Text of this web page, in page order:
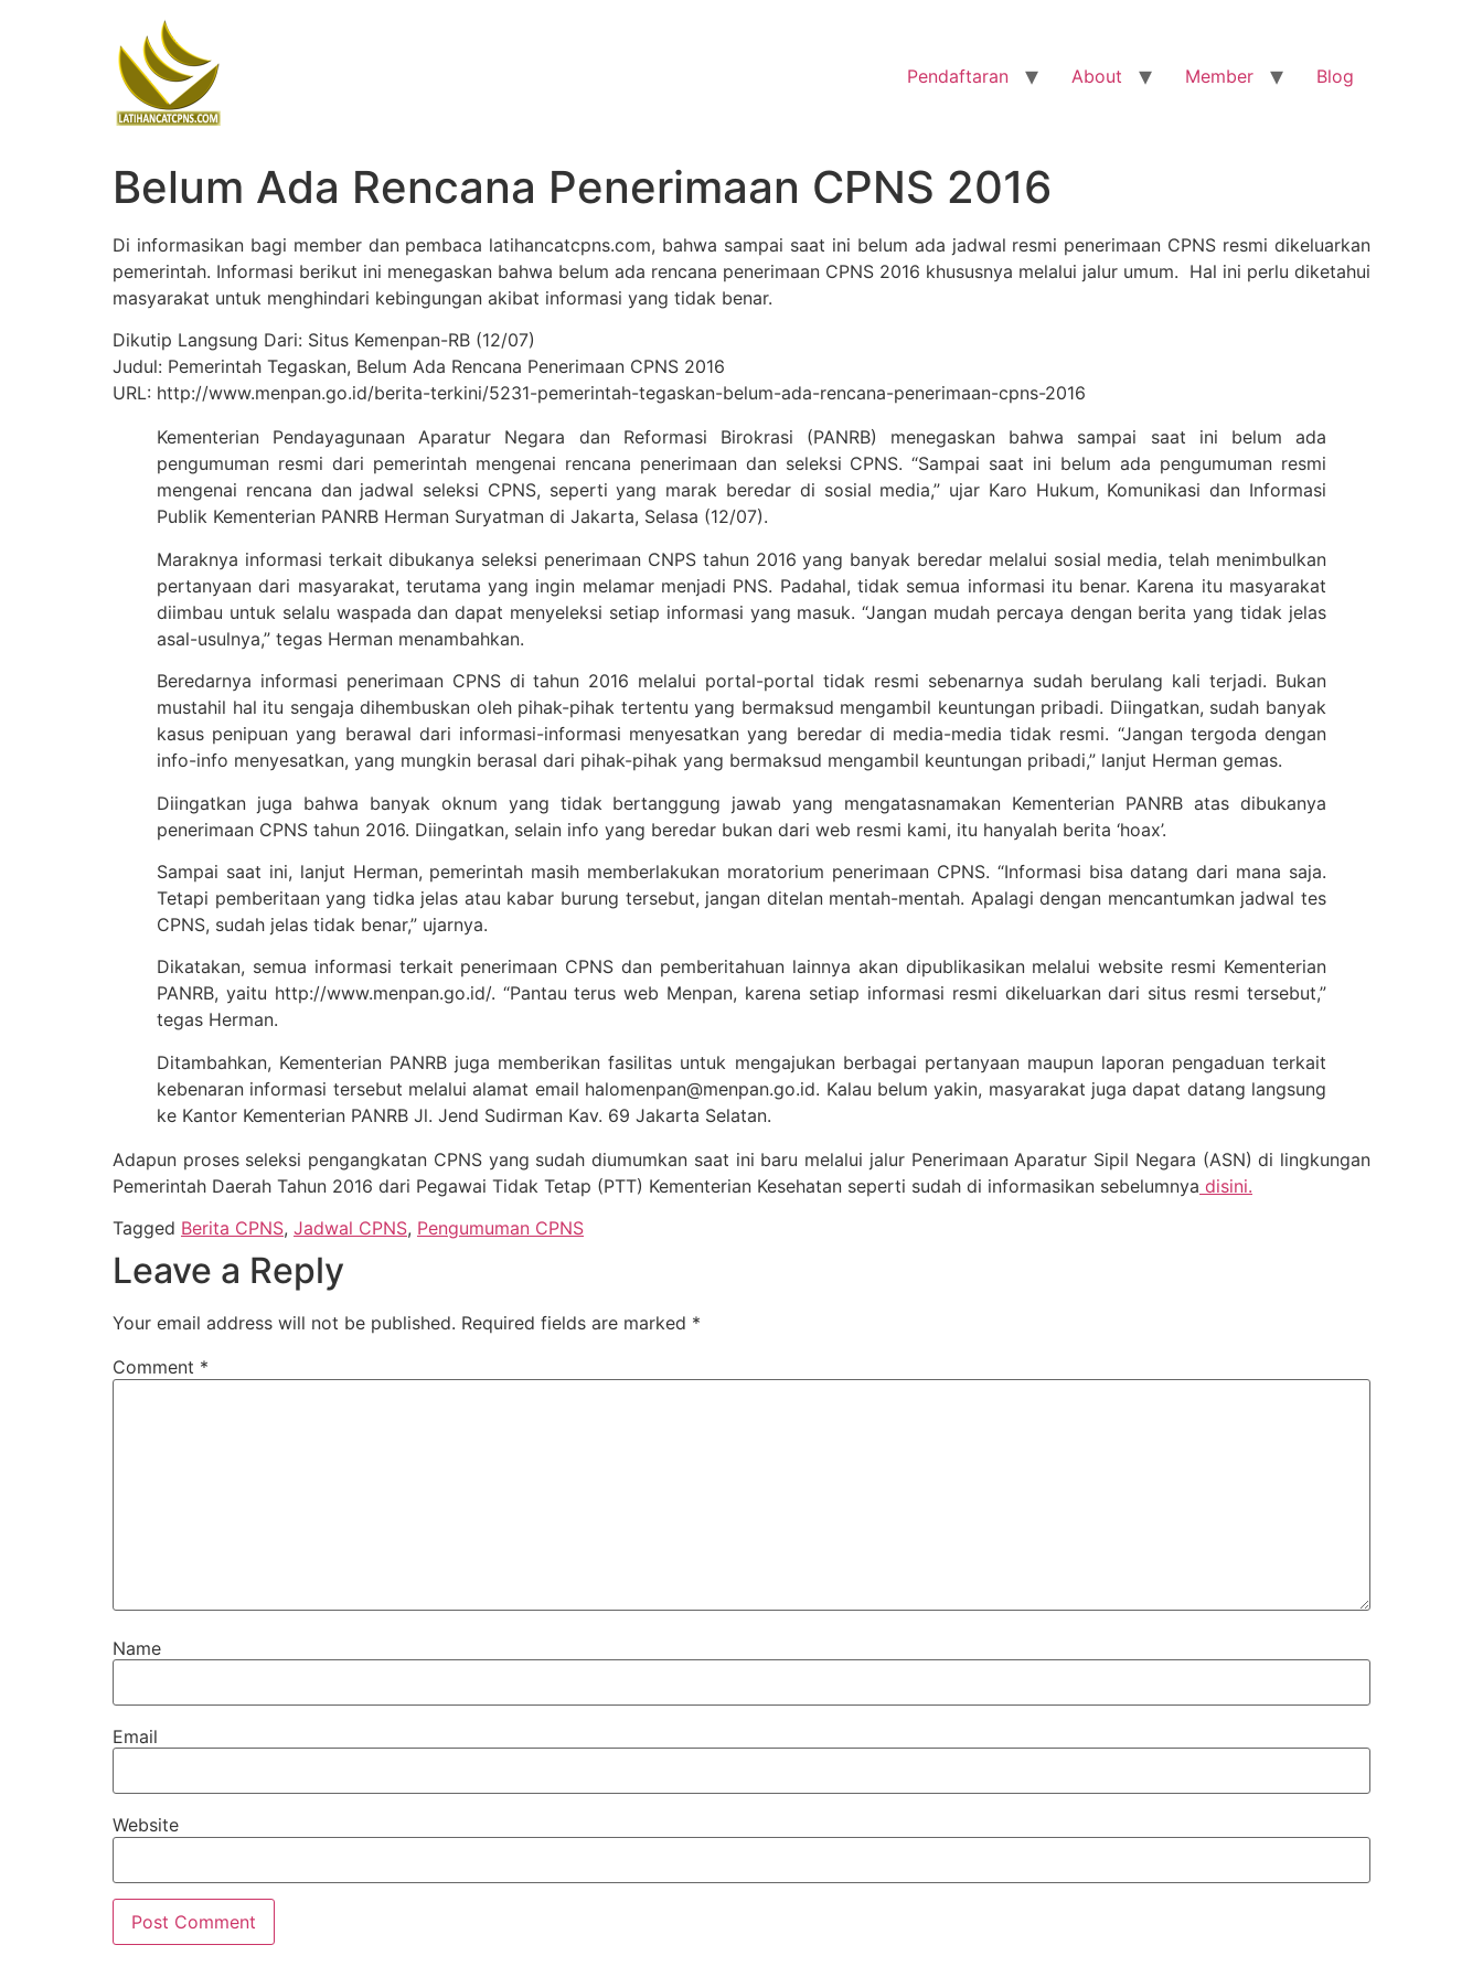
Pendaftaran About Member Blog
Belum Ada Rencana Penerimaan CPNS 2016
Di informasikan bagi member dan pembaca latihancatcpns.com, bahwa sampai saat ini belum ada jadwal resmi penerimaan CPNS resmi dikeluarkan
pemerintah. Informasi berikut ini menegaskan bahwa belum ada rencana penerimaan CPNS 2016 khususnya melalui jalur umum. Hal ini perlu diketahui
masyarakat untuk menghindari kebingungan akibat informasi yang tidak benar.
Dikutip Langsung Dari: Situs Kemenpan-RB (12/07)
Judul: Pemerintah Tegaskan, Belum Ada Rencana Penerimaan CPNS 2016
URL: http://www.menpan.go.id/berita-terkini/5231-pemerintah-tegaskan-belum-ada-rencana-penerimaan-cpns-2016
Kementerian Pendayagunaan Aparatur Negara dan Reformasi Birokrasi (PANRB) menegaskan bahwa sampai saat ini belum ada
pengumuman resmi dari pemerintah mengenai rencana penerimaan dan seleksi CPNS. “Sampai saat ini belum ada pengumuman resmi
mengenai rencana dan jadwal seleksi CPNS, seperti yang marak beredar di sosial media,” ujar Karo Hukum, Komunikasi dan Informasi
Publik Kementerian PANRB Herman Suryatman di Jakarta, Selasa (12/07).
Maraknya informasi terkait dibukanya seleksi penerimaan CNPS tahun 2016 yang banyak beredar melalui sosial media, telah menimbulkan
pertanyaan dari masyarakat, terutama yang ingin melamar menjadi PNS. Padahal, tidak semua informasi itu benar. Karena itu masyarakat
diimbau untuk selalu waspada dan dapat menyeleksi setiap informasi yang masuk. “Jangan mudah percaya dengan berita yang tidak jelas
asal-usulnya,” tegas Herman menambahkan.
Beredarnya informasi penerimaan CPNS di tahun 2016 melalui portal-portal tidak resmi sebenarnya sudah berulang kali terjadi. Bukan
mustahil hal itu sengaja dihembuskan oleh pihak-pihak tertentu yang bermaksud mengambil keuntungan pribadi. Diingatkan, sudah banyak
kasus penipuan yang berawal dari informasi-informasi menyesatkan yang beredar di media-media tidak resmi. “Jangan tergoda dengan
info-info menyesatkan, yang mungkin berasal dari pihak-pihak yang bermaksud mengambil keuntungan pribadi,” lanjut Herman gemas.
Diingatkan juga bahwa banyak oknum yang tidak bertanggung jawab yang mengatasnamakan Kementerian PANRB atas dibukanya
penerimaan CPNS tahun 2016. Diingatkan, selain info yang beredar bukan dari web resmi kami, itu hanyalah berita ‘hoax’.
Sampai saat ini, lanjut Herman, pemerintah masih memberlakukan moratorium penerimaan CPNS. “Informasi bisa datang dari mana saja.
Tetapi pemberitaan yang tidka jelas atau kabar burung tersebut, jangan ditelan mentah-mentah. Apalagi dengan mencantumkan jadwal tes
CPNS, sudah jelas tidak benar,” ujarnya.
Dikatakan, semua informasi terkait penerimaan CPNS dan pemberitahuan lainnya akan dipublikasikan melalui website resmi Kementerian
PANRB, yaitu http://www.menpan.go.id/. “Pantau terus web Menpan, karena setiap informasi resmi dikeluarkan dari situs resmi tersebut,”
tegas Herman.
Ditambahkan, Kementerian PANRB juga memberikan fasilitas untuk mengajukan berbagai pertanyaan maupun laporan pengaduan terkait
kebenaran informasi tersebut melalui alamat email halomenpan@menpan.go.id. Kalau belum yakin, masyarakat juga dapat datang langsung
ke Kantor Kementerian PANRB Jl. Jend Sudirman Kav. 69 Jakarta Selatan.
Adapun proses seleksi pengangkatan CPNS yang sudah diumumkan saat ini baru melalui jalur Penerimaan Aparatur Sipil Negara (ASN) di lingkungan
Pemerintah Daerah Tahun 2016 dari Pegawai Tidak Tetap (PTT) Kementerian Kesehatan seperti sudah di informasikan sebelumnya disini.
Tagged Berita CPNS, Jadwal CPNS, Pengumuman CPNS
Leave a Reply
Your email address will not be published. Required fields are marked *
Comment *
Name
Email
Website